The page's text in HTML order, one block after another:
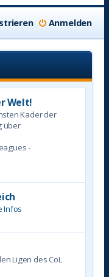
Anmelden
Welt!
Kader der
über
-
Infos
Ligen des CoL